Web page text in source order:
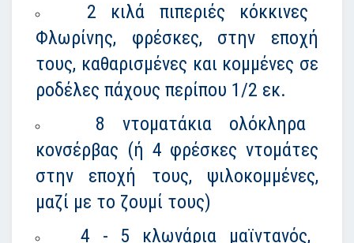
2 κιλά πιπεριές κόκκινες
Φλωρίνης, φρέσκες, στην εποχή
τους, καθαρισμένες και κομμένες σε
ροδέλες πάχους περίπου 1/2 εκ.
8 ντοματάκια ολόκληρα
κονσέρβας (ή 4 φρέσκες ντομάτες
στην εποχή τους, ψιλοκομμένες,
μαζί με το ζουμί τους)
4 - 5 κλωνάρια μαϊντανός,